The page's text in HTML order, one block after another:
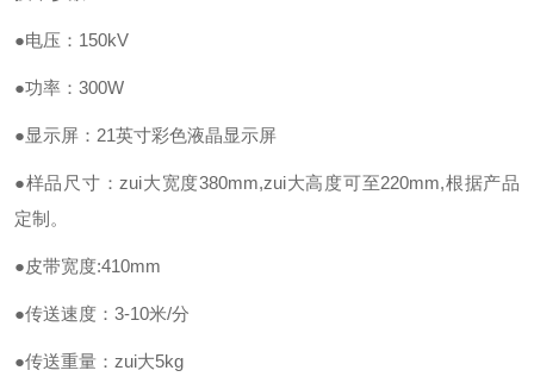
●电压：150kV
●功率：300W
●显示屏：21英寸彩色液晶显示屏
●样品尺寸：zui大宽度380mm,zui大高度可至220mm,根据产品
定制。
●皮带宽度:410mm
●传送速度：3-10米/分
●传送重量：zui大5kg